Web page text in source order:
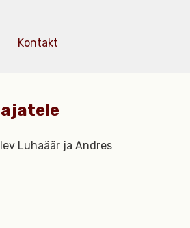
Kontakt
Luhaäär ja Andres